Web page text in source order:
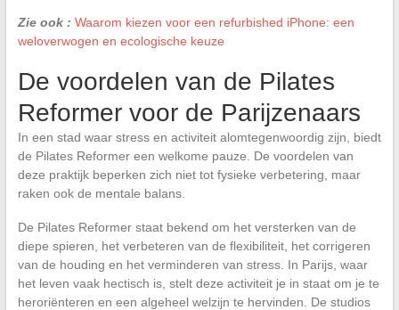
Zie ook : Waarom kiezen voor een refurbished iPhone: een
weloverwogen en ecologische keuze
De voordelen van de Pilates
Reformer voor de Parijzenaars
In een stad waar stress en activiteit alomtegenwoordig zijn, biedt
de Pilates Reformer een welkome pauze. De voordelen van
deze praktijk beperken zich niet tot fysieke verbetering, maar
raken ook de mentale balans.
De Pilates Reformer staat bekend om het versterken van de
diepe spieren, het verbeteren van de flexibiliteit, het corrigeren
van de houding en het verminderen van stress. In Parijs, waar
het leven vaak hectisch is, stelt deze activiteit je in staat om je te
heroriënteren en een algeheel welzijn te hervinden. De studios